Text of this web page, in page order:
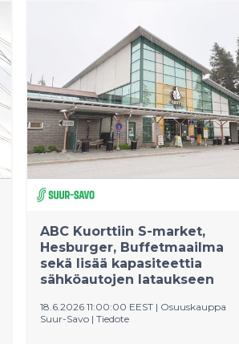
ABC Kuorttiin S-market,
Hesburger, Buffetmaailma
sekä lisää kapasiteettia
sähköautojen lataukseen
18.6.2026 11:00:00 EEST | Osuuskauppa
Suur-Savo | Tiedote